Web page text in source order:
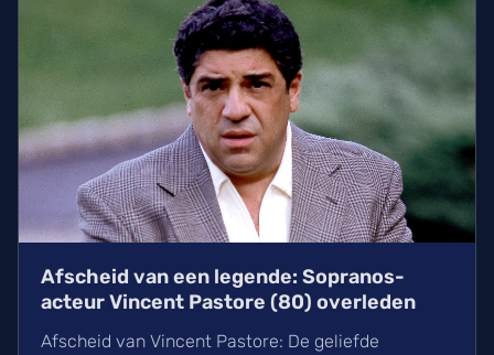
Afscheid van een legende: Sopranos-
acteur Vincent Pastore (80) overleden
Afscheid van Vincent Pastore: De geliefde